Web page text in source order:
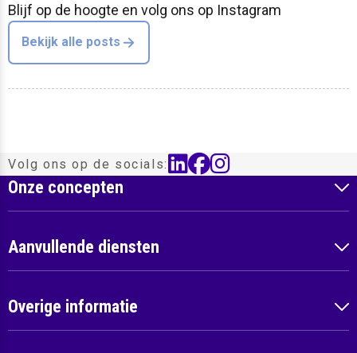
Blijf op de hoogte en volg ons op Instagram
Bekijk alle posts
Volg ons op de socials: linkedin
facebook
instagram
Onze concepten
Aanvullende diensten
Overige informatie